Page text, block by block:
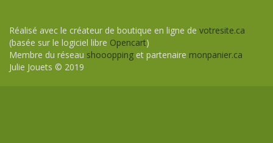
Réalisé avec le créateur de boutique en ligne de votresite.ca
(basée sur le logiciel libre Opencart)
Membre du réseau shooopping et partenaire monpanier.ca
Julie Jouets © 2019